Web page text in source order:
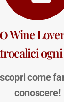
Wine
come
conoscere!